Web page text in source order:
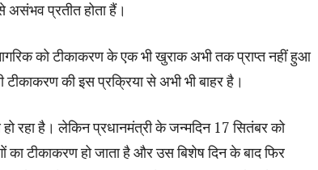
असंभव प्रतीत होता हैं।
को टीकाकरण के एक भी खुराक अभी तक प्राप्त नहीं हुआ
की इस प्रक्रिया से अभी भी बाहर है।
रहा है। लेकिन प्रधानमंत्री के जन्मदिन 17 सितंबर को
टीकाकरण हो जाता है और उस बिशेष दिन के बाद फिर